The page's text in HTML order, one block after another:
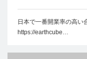
日本で一番開業率の高い
https://earthcube…